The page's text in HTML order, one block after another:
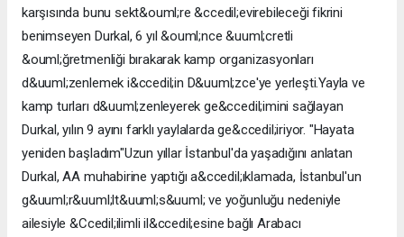
karşısında bunu sekt&ouml;re &ccedil;evirebileceği fikrini
benimseyen Durkal, 6 yıl &ouml;nce &uuml;cretli
&ouml;ğretmenliği bırakarak kamp organizasyonları
d&uuml;zenlemek i&ccedil;in D&uuml;zce'ye yerleşti.Yayla ve
kamp turları d&uuml;zenleyerek ge&ccedil;imini sağlayan
Durkal, yılın 9 ayını farklı yaylalarda ge&ccedil;iriyor. "Hayata
yeniden başladım"Uzun yıllar İstanbul'da yaşadığını anlatan
Durkal, AA muhabirine yaptığı a&ccedil;ıklamada, İstanbul'un
g&uuml;r&uuml;lt&uuml;s&uuml; ve yoğunluğu nedeniyle
ailesiyle &Ccedil;ilimli il&ccedil;esine bağlı Arabacı